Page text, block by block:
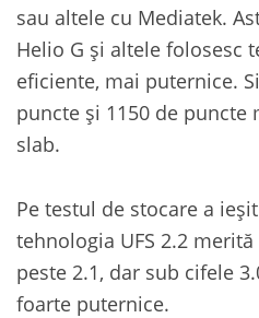
sau altele cu Mediatek.
Helio G și altele folosesc
eficiente, mai puternice.
puncte și 1150 de puncte
slab.
Pe testul de stocare a
tehnologia UFS 2.2
peste 2.1, dar sub cifele
foarte puternice.